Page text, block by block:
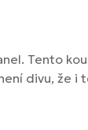
Tento
divu, že i